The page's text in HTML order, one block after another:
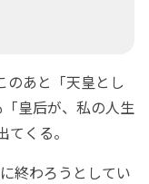
のあと「天皇とし
皇后が、私の人生
くる。
終わろうとしてい